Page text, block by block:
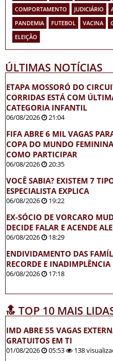
COMPORTAMENTO
JUDICIÁRIO
PANDEMIA
FUTEBOL VACINA
ELEIÇÃO
ÚLTIMAS NOTÍCIAS
ETAPA MOSSORÓ DO
CORRIDAS ESTÁ COM
CATEGORIA INFANTIL
06/08/2026 21:04
FIFA ABRE 6 MIL VAGAS
COPA DO MUNDO
COMO PARTICIPAR
06/08/2026 20:35
VOCÊ SABIA? EXISTEM 7
ESPECIALISTA EXPLICA
06/08/2026 19:22
EX-SÓCIO DE VORCARO
DECIDE FALAR E ACENDE
06/08/2026 18:29
ENDIVIDAMENTO DAS
RECORDE E INADIMPLÊNCIA
06/08/2026 17:18
🔝 TOP 10 MAIS
IMD ABRE 55 VAGAS
GRATUITOS EM TI
01/08/2026 05:53 138